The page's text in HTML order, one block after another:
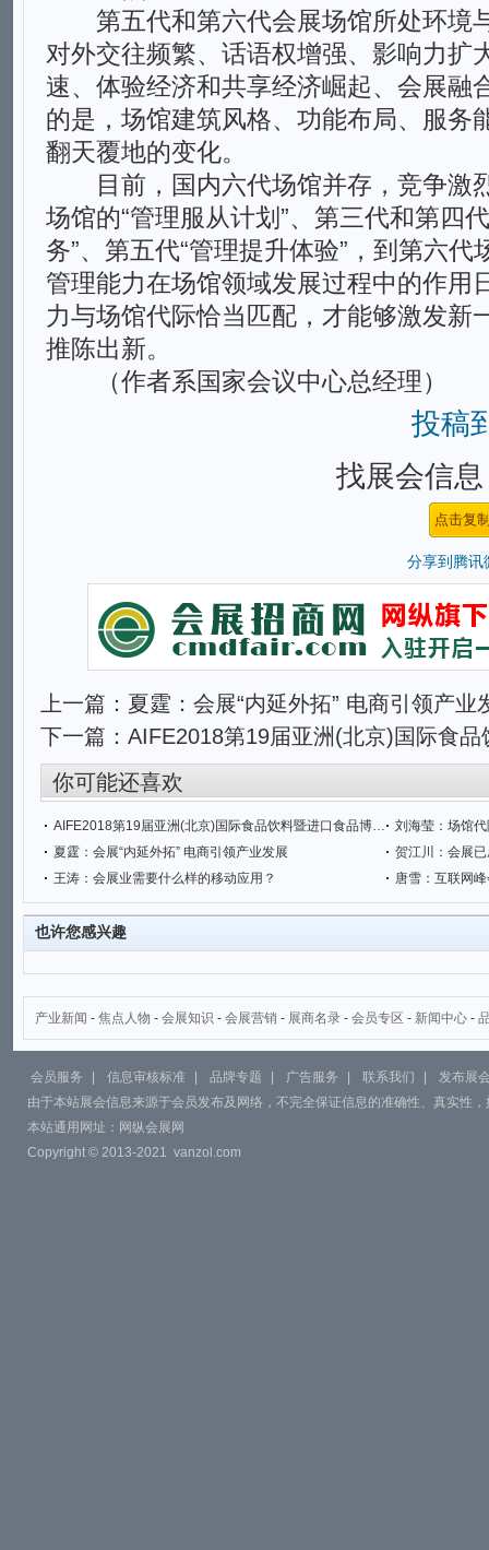
第五代和第六代会展场馆所处环境
对外交往频繁、话语权增强、影响力扩
速、体验经济和共享经济崛起、会展融
的是，场馆建筑风格、功能布局、服务
翻天覆地的变化。
目前，国内六代场馆并存，竞争激
场馆的“管理服从计划”、第三代和第四
务”、第五代“管理提升体验”，到第六代
管理能力在场馆领域发展过程中的作用
力与场馆代际恰当匹配，才能够激发新
推陈出新。
（作者系国家会议中心总经理）
投稿
找展会信
分享到 腾讯
上一篇： 夏霆：会展“内延外拓” 电商引领产业
下一篇： AIFE2018第19届亚洲(北京)国际食
你可能还喜欢
AIFE2018第19届亚洲(北京)国际食品饮料暨进口食品博览会
刘海莹：场馆
夏霆：会展“内延外拓” 电商引领产业发展
王涛：会展业需要什么样的移动应用？
唐雪：互联网
也许您感兴趣
产业新闻 - 焦点人物 - 会展知识 - 会展营销 - 展商名录 - 会员专区 - 新闻中心 -
会员服务 信息审核标准 品牌专题 广告服务 联系我们
发布展
由于本站展会信息来源于会员发布及网络，不完全保证信息的准确性、真实性
本站通用网址： 网纵会展网
Copyright © 2013-2021 vanzol.com